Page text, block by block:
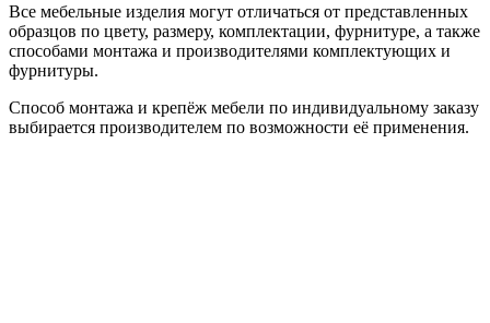
Все мебельные изделия могут отличаться от представленных
образцов по цвету, размеру, комплектации, фурнитуре, а также
способами монтажа и производителями комплектующих и
фурнитуры.
Способ монтажа и крепёж мебели по индивидуальному заказу
выбирается производителем по возможности её применения.